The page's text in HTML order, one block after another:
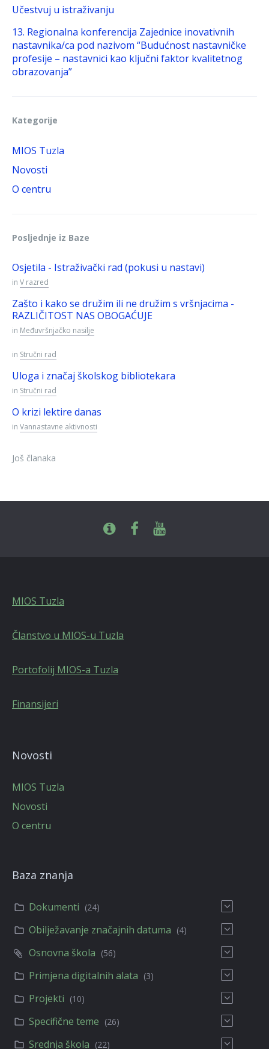
Učestvuj u istraživanju
13. Regionalna konferencija Zajednice inovativnih
nastavnika/ca pod nazivom “Budućnost nastavničke
profesije – nastavnici kao ključni faktor kvalitetnog
obrazovanja”
Kategorije
MIOS Tuzla
Novosti
O centru
Posljednje iz Baze
Osjetila - Istraživački rad (pokusi u nastavi)
in V razred
Zašto i kako se družim ili ne družim s vršnjacima -
RAZLIČITOST NAS OBOGAĆUJE
in Međuvršnjačko nasilje
in Stručni rad
Uloga i značaj školskog bibliotekara
in Stručni rad
O krizi lektire danas
in Vannastavne aktivnosti
Još članaka
MIOS Tuzla
Članstvo u MIOS-u Tuzla
Portofolij MIOS-a Tuzla
Finansijeri
Novosti
MIOS Tuzla
Novosti
O centru
Baza znanja
Dokumenti (24)
Obilježavanje značajnih datuma (4)
Osnovna škola (56)
Primjena digitalnih alata (3)
Projekti (10)
Specifične teme (26)
Srednja škola (22)